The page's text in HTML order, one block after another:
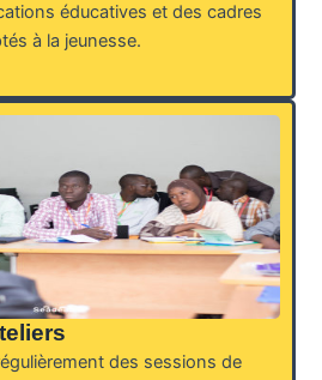
éducatives et des cadres
à la jeunesse.
des sessions de